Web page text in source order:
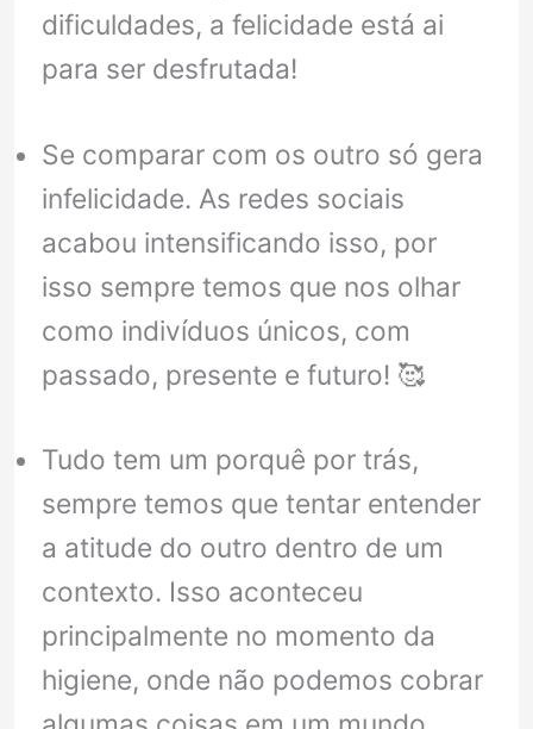
dificuldades, a felicidade está ai
para ser desfrutada!
Se comparar com os outro só gera
infelicidade. As redes sociais
acabou intensificando isso, por
isso sempre temos que nos olhar
como indivíduos únicos, com
passado, presente e futuro! 🥰
Tudo tem um porquê por trás,
sempre temos que tentar entender
a atitude do outro dentro de um
contexto. Isso aconteceu
principalmente no momento da
higiene, onde não podemos cobrar